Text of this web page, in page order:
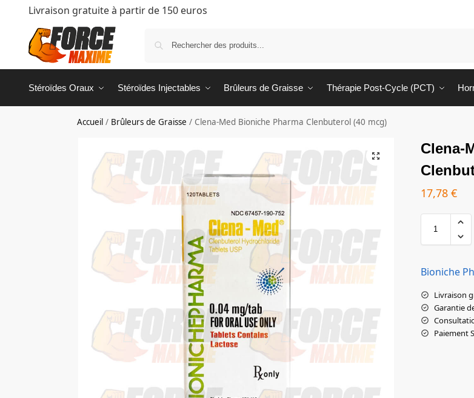
Livraison gratuite à partir de 150 euros
Stéroïdes Oraux Stéroïdes Injectables Brûleurs de Graisse Thérapie Post-Cycle (PCT)
Accueil / Brûleurs de Graisse / Clena-Med Bioniche Pharma Clenbuterol (40 mcg)
Clena-
17,78 €
Bioniche
Livraison
Garantie
Paiement